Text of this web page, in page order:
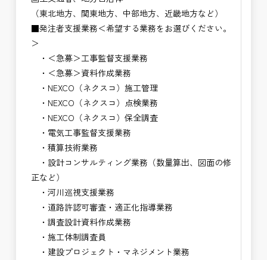
（東北地方、関東地方、中部地方、近畿地方など）
■発注者支援業務＜希望する業務をお選びください。
＞
・＜急募＞工事監督支援業務
・＜急募＞資料作成業務
・NEXCO（ネクスコ）施工管理
・NEXCO（ネクスコ）点検業務
・NEXCO（ネクスコ）保全調査
・電気工事監督支援業務
・積算技術業務
・設計コンサルティング業務（数量算出、図面の修
正など）
・河川巡視支援業務
・道路許認可審査・適正化指導業務
・調査設計資料作成業務
・施工体制調査員
・建設プロジェクト・マネジメント業務